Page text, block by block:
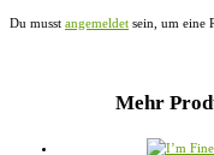
Du musst angemeldet sein, um eine
Mehr